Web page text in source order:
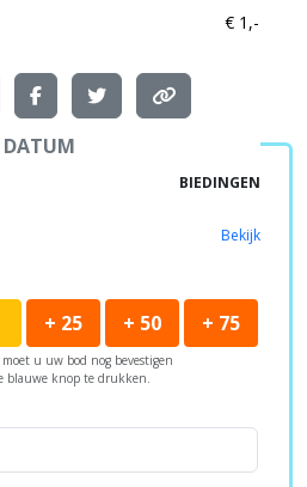
€ 1,-
DATUM
BIEDINGEN
Bekijk
+ 25 + 50 + 75
u uw bod nog bevestigen
blauwe knop te drukken.